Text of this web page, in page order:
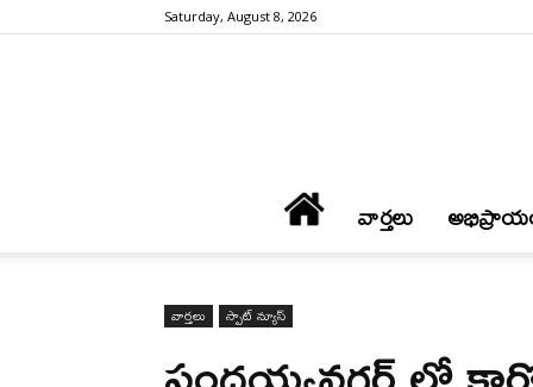
Saturday, August 8, 2026
వార్త‌లు
వార్త‌లు స్పాట్ న్యూస్